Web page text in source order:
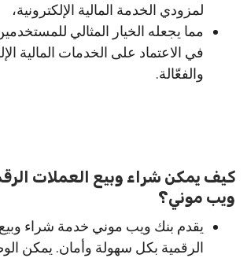
لمزودي الخدمة المالية الإلكترونية،
مما يجعله الخيار المثالي
في الاعتماد على الخدمات المالية
والفعّالة.
كيف يمكن شراء وبيع العملات
ويب موني؟
يقدم بنك ويب موني خدمة شراء
الرقمية بكل سهولة وأمان. يمكن